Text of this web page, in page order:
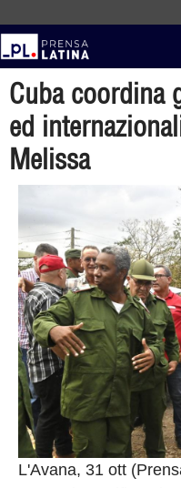
Cuba coordina
ed
Melissa
L'Avana, 31 ott